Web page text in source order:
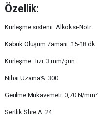
Özellik:
Kürleşme sistemi: Alkoksi-Nötr
Kabuk Oluşum Zamanı: 15-18 dk
Kürleşme Hızı: 3 mm/gün
Nihai Uzama%: 300
Gerilme Mukavemeti: 0,70 N/mm²
Sertlik Shre A: 24